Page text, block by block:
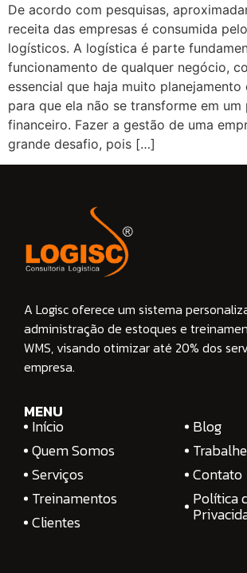
De acordo com pesquisas,
receita das empresas é consumida
logísticos. A logística é parte
funcionamento de qualquer negócio,
essencial que haja muito
para que ela não se transforme em um
financeiro. Fazer a gestão de uma
grande desafio, pois […]
A Logisc oferece um sistema
administração de estoques e
WMS, visando otimizar até 20% dos
empresa.
MENU
Início
Quem Somos
Serviços
Treinamentos
Clientes
Blog
Contato
Política